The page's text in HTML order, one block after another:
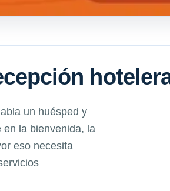
un huésped y
en la bienvenida, la
eso necesita